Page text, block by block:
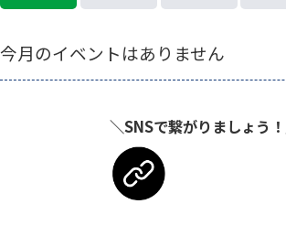
今月のイベントはありません
＼SNSで繋がりましょう